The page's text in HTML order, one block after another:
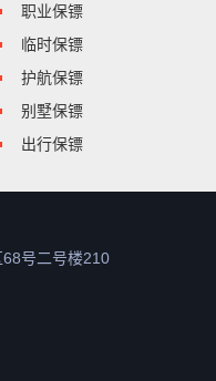
职业保镖
临时保镖
护航保镖
别墅保镖
出行保镖
号二号楼210